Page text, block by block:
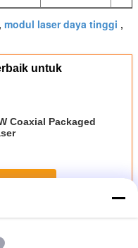
, modul laser daya tinggi ,
untuk
Coaxial Packaged